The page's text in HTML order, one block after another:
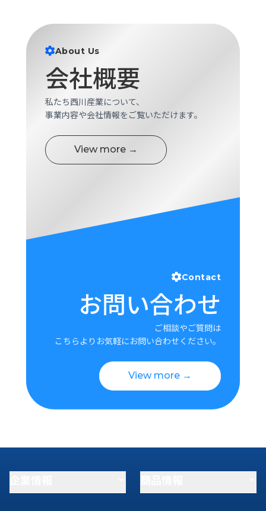
About Us
会社概要
私たち西川産業について、
事業内容や会社情報をご覧いただけます。
View more →
Contact
お問い合わせ
ご相談やご質問は
こちらよりお気軽にお問い合わせください。
View more →